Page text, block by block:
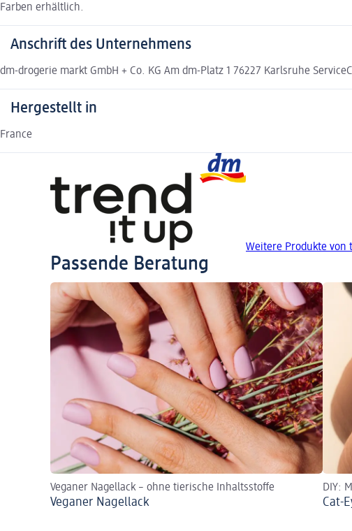
Farben erhältlich.
Anschrift des Unternehmens
dm-drogerie markt GmbH + Co. KG Am dm-Platz 1 76227 Karlsruhe
Hergestellt in
France
Weitere Produkte von
Passende Beratung
Veganer Nagellack – ohne tierische Inhaltsstoffe
Veganer Nagellack
DIY:
Cat-